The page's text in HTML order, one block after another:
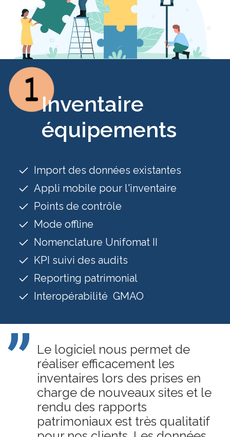
Inventaire
équipements
Import des données existantes
Appli mobile pour l'inventaire
Points de contrôle
Mode offline
Nomenclature Unifomat II
KPI suivi des audits
Reporting patrimonial
Interopérabilité GMAO
Le logiciel nous permet de
réaliser efficacement les
inventaires lors des prises en
charge de nouveaux sites et le
rendu des rapports
patrimoniaux est très qualitatif